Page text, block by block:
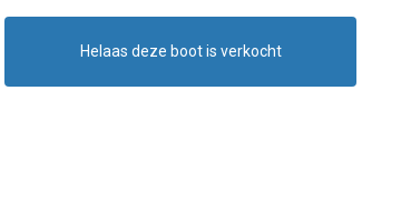
Helaas deze boot is verkocht